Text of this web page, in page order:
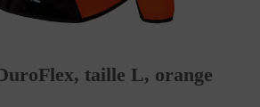
taille L, orange